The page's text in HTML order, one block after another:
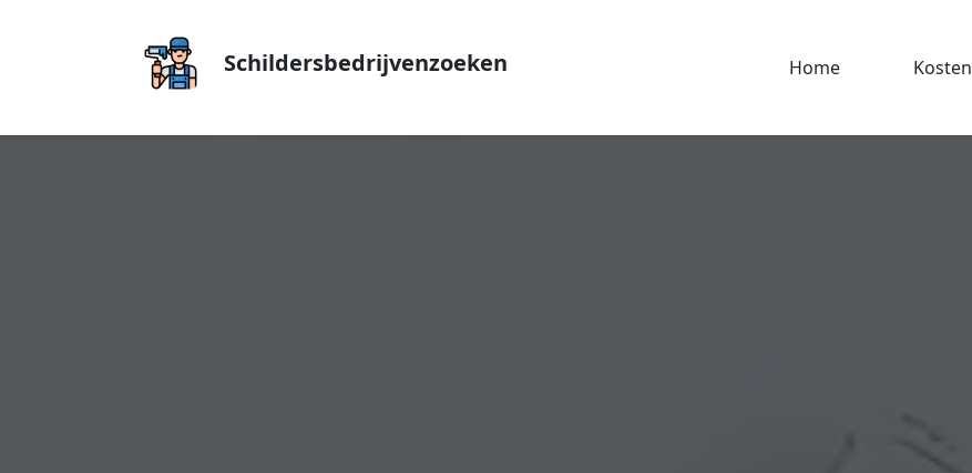
Schildersbedrijvenzoeken Home Kosten